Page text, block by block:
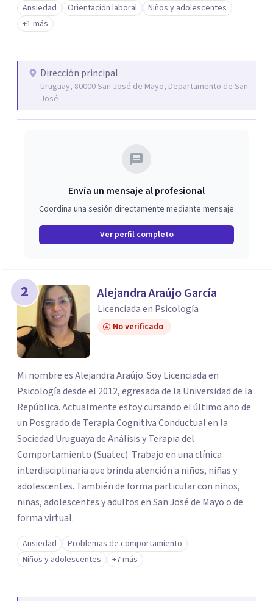
Ansiedad Orientación laboral
Niños y adolescentes
+1 más
Dirección principal
Uruguay, 80000 San José de Mayo, Departamento de San
José
Envía un mensaje al profesional
Coordina una sesión directamente mediante mensaje
Ver perfil completo
2 Alejandra Araújo García
Licenciada en Psicología
No verificado
Mi nombre es Alejandra Araújo. Soy Licenciada en
Psicología desde el 2012, egresada de la Universidad de la
República. Actualmente estoy cursando el último año de
un Posgrado de Terapia Cognitiva Conductual en la
Sociedad Uruguaya de Análisis y Terapia del
Comportamiento (Suatec). Trabajo en una clínica
interdisciplinaria que brinda atención a niños, niñas y
adolescentes. También de forma particular con niños,
niñas, adolescentes y adultos en San José de Mayo o de
forma virtual.
Ansiedad
Problemas de comportamiento
Niños y adolescentes
+7 más